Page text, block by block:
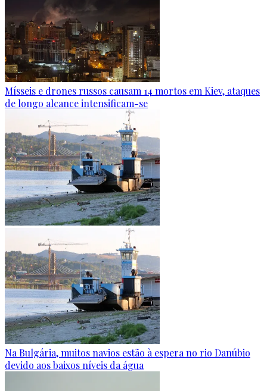
Mísseis e drones russos causam 14 mortos em Kiev, ataques
de longo alcance intensificam-se
Na Bulgária, muitos navios estão à espera no rio Danúbio
devido aos baixos níveis da água